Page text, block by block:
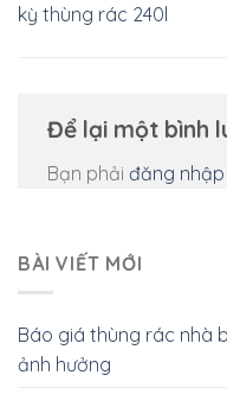
kỳ thùng rác 240l
Để lại một bình
Bạn phải đăng nhập
BÀI VIẾT MỚI
Báo giá thùng rác nhà
ảnh hưởng